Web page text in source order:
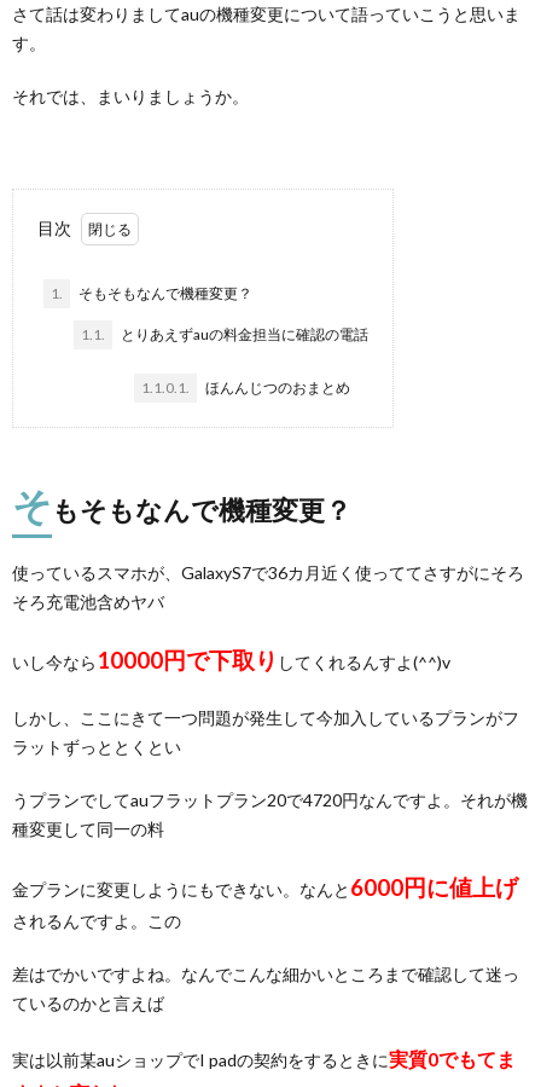
さて話は変わりましてauの機種変更について語っていこうと思いま
す。
それでは、まいりましょうか。
目次
1. そもそもなんで機種変更？
1.1. とりあえずauの料金担当に確認の電話
1.1.0.1. ほんんじつのおまとめ
そ もそもなんで機種変更？
使っているスマホが、GalaxyS7で36カ月近く使っててさすがにそろ
そろ充電池含めヤバ
いし今なら 10000円で下取り してくれるんすよ(^^)v
しかし、ここにきて一つ問題が発生して今加入しているプランがフ
ラットずっととくとい
うプランでしてauフラットプラン20で4720円なんですよ。それが機
種変更して同一の料
金プランに変更しようにもできない。なんと 6000円に値上げ
されるんですよ。この
差はでかいですよね。なんでこんな細かいところまで確認して迷っ
ているのかと言えば
実は以前某auショップでI padの契約をするときに実質0でもてま